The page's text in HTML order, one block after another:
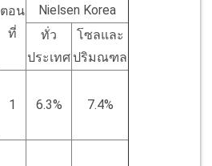
ตอน
ที่
Nielsen Korea
ทั่ว
ประเทศ
โซลและ
ปริมณฑล
1 6.3% 7.4%